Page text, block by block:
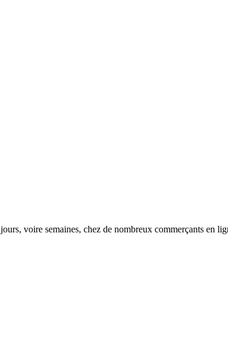
voire semaines, chez de nombreux commerçants en